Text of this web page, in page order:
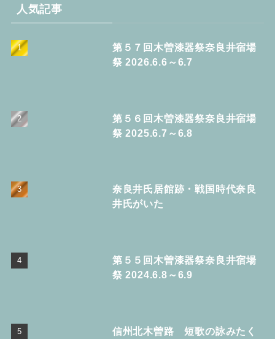
ブ人気記事
第５７回木曽漆器祭奈良井宿場
祭 2026.6.6～6.7
第５６回木曽漆器祭奈良井宿場
祭 2025.6.7～6.8
奈良井氏居館跡・戦国時代奈良
井氏がいた
第５５回木曽漆器祭奈良井宿場
祭 2024.6.8～6.9
信州北木曽路 短歌の詠みたく